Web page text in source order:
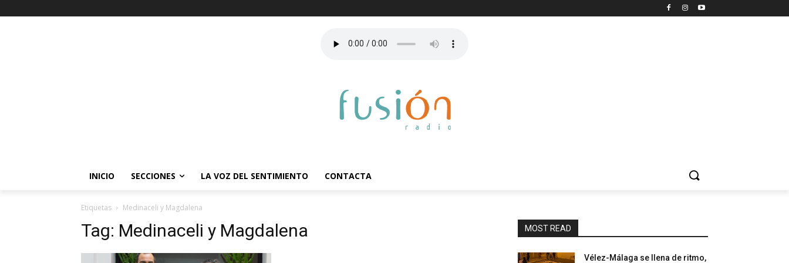
INICIO SECCIONES LA VOZ DEL SENTIMIENTO CONTACTA
Etiquetas Medinaceli y Magdalena
Tag: Medinaceli y Magdalena MOST READ
Vélez-Málaga se llena de ritmo,